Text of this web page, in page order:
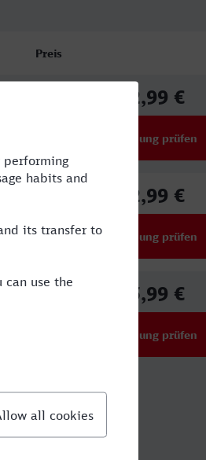
Preis
52,99 €
Verbindung prüfen
52,99 €
Verbindung prüfen
55,99 €
Verbindung prüfen